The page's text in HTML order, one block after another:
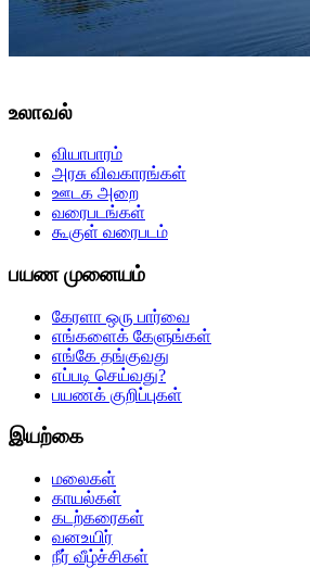
உலாவல்
வியாபாரம்
அரசு விவகாரங்கள்
ஊடக அறை
வரைபடங்கள்
கூகுள் வரைபடம்
பயண முனையம்
கேரளா ஒரு பார்வை
எங்களைக் கேளுங்கள்
எங்கே தங்குவது
எப்படி செய்வது?
பயணக் குறிப்புகள்
இயற்கை
மலைகள்
காயல்கள்
கடற்கரைகள்
வனஉயிர்
நீர் வீழ்ச்சிகள்